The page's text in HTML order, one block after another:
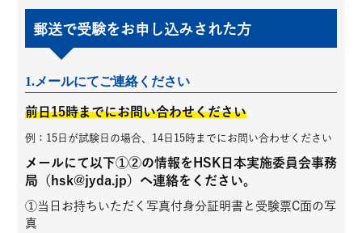
郵送で受験をお申し込みされた方
1.メールにてご連絡ください
前日15時までにお問い合わせください
例：15日が試験日の場合、14日15時までにお問い合わせください
メールにて以下①②の情報をHSK日本実施委員会事務
局（hsk@jyda.jp）へ連絡をください。
①当日お持ちいただく写真付身分証明書と受験票C面の写
真